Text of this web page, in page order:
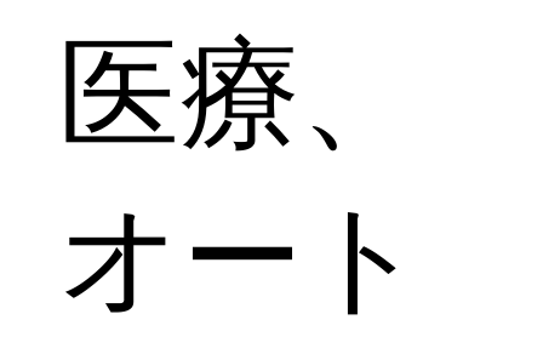
医療、
オート